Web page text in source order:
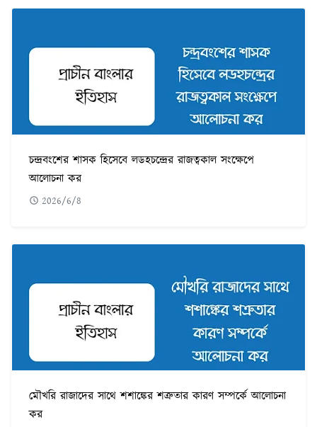
চন্দ্রবংশের শাসক হিসেবে লডহচন্দ্রের রাজত্বকাল সংক্ষেপে
আলোচনা কর
2026/6/8
মৌখরি রাজাদের সাথে শশাঙ্কের শত্রুতার কারণ সম্পর্কে আলোচনা
কর